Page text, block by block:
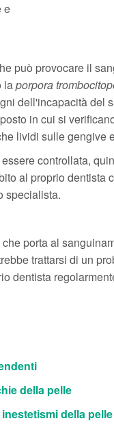
e
può provocare il
laporpora
dell'incapacità del
in cui si
lividi sulle gengive
controllata,
al proprio dentista
specialista.
porta al
trattarsi di un
dentista
della pelle
della pelle